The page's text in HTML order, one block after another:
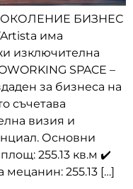
ПОКОЛЕНИЕ БИЗНЕС
има
изключителна
SPACE –
за бизнеса на
съчетава
визия и
Основни
255.13 кв.м ✔️
255.13 […]